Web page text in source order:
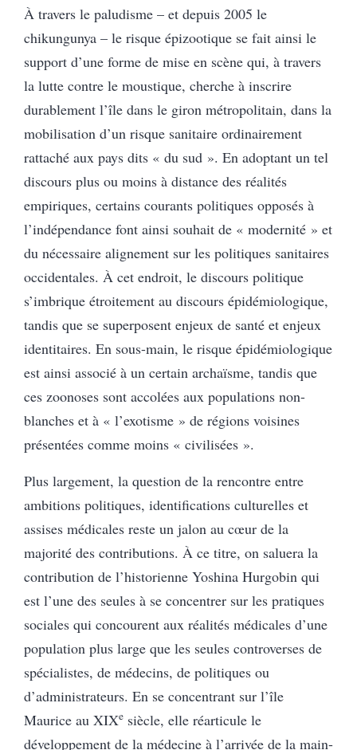
À travers le paludisme – et depuis 2005 le
chikungunya – le risque épizootique se fait ainsi le
support d’une forme de mise en scène qui, à travers
la lutte contre le moustique, cherche à inscrire
durablement l’île dans le giron métropolitain, dans la
mobilisation d’un risque sanitaire ordinairement
rattaché aux pays dits « du sud ». En adoptant un tel
discours plus ou moins à distance des réalités
empiriques, certains courants politiques opposés à
l’indépendance font ainsi souhait de « modernité » et
du nécessaire alignement sur les politiques sanitaires
occidentales. À cet endroit, le discours politique
s’imbrique étroitement au discours épidémiologique,
tandis que se superposent enjeux de santé et enjeux
identitaires. En sous-main, le risque épidémiologique
est ainsi associé à un certain archaïsme, tandis que
ces zoonoses sont accolées aux populations non-
blanches et à « l’exotisme » de régions voisines
présentées comme moins « civilisées ».
Plus largement, la question de la rencontre entre
ambitions politiques, identifications culturelles et
assises médicales reste un jalon au cœur de la
majorité des contributions. À ce titre, on saluera la
contribution de l’historienne Yoshina Hurgobin qui
est l’une des seules à se concentrer sur les pratiques
sociales qui concourent aux réalités médicales d’une
population plus large que les seules controverses de
spécialistes, de médecins, de politiques ou
d’administrateurs. En se concentrant sur l’île
Maurice au XIXe siècle, elle réarticule le
développement de la médecine à l’arrivée de la main-